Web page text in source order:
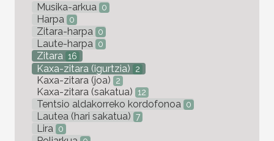
Musika-arkua 0
Harpa 0
Zitara-harpa 0
Laute-harpa 0
Zitara 16
Kaxa-zitara (igurtzia) 2
Kaxa-zitara (joa) 2
Kaxa-zitara (sakatua) 12
Tentsio aldakorreko kordofonoa 0
Lautea (hari sakatua) 7
Lira 0